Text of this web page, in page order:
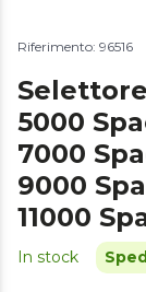
Riferimento: 96516
5000
7000
9000
11000
In stock